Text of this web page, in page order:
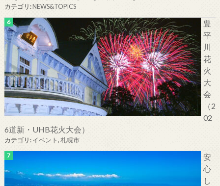
カテゴリ:NEWS&TOPICS
豊
平
川
花
火
大
会
（2
02
6道新・UHB花火大会）
カテゴリ:イベント,札幌市
安
心
し